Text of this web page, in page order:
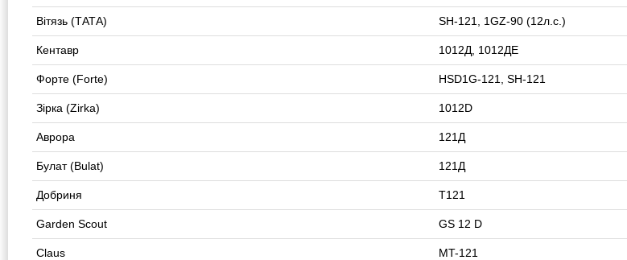
Вітязь (ТАТА) SH-121, 1GZ-90 (12л.с.)
Кентавр 1012Д, 1012ДЕ
Форте (Forte) HSD1G-121, SH-121
Зірка (Zirka) 1012D
Аврора 121Д
Булат (Bulat) 121Д
Добриня T121
Garden Scout GS 12 D
Claus MT-121